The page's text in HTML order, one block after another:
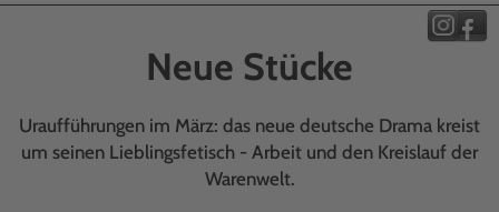
Neue Stücke
Uraufführungen im März: das neue deutsche Drama kreist
um seinen Lieblingsfetisch - Arbeit und den Kreislauf der
Warenwelt.